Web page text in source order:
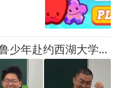
敢于不同！10名齐鲁少年赴约西湖大学！他们是谁？为何而选？